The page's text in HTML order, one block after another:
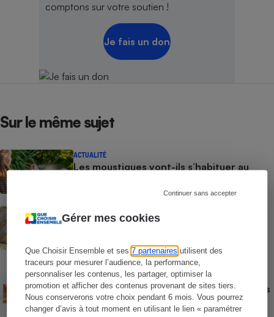
Gérer mes cookies
Que Choisir Ensemble et ses7 partenaires utilisent des
traceurs pour mesurer l’audience, la performance,
personnaliser les contenus, les partager, optimiser la
promotion et afficher des contenus provenant de sites tiers.
Nous conserverons votre choix pendant 6 mois. Vous pourrez
changer d’avis à tout moment en utilisant le lien « paramétrer
Continuer sans accepter
comptons sur votre soutien !
Je fais un don
Sur le même sujet
ACTUALITÉ
Les moustiques vont-ils s’habituer au
Test des crèmes solaires vendues sur
dangereuses pour la santé des
consommateurs
ACTUALITÉ
Crèmes solaires - Le bilan désastreux des
plateformes chinoises